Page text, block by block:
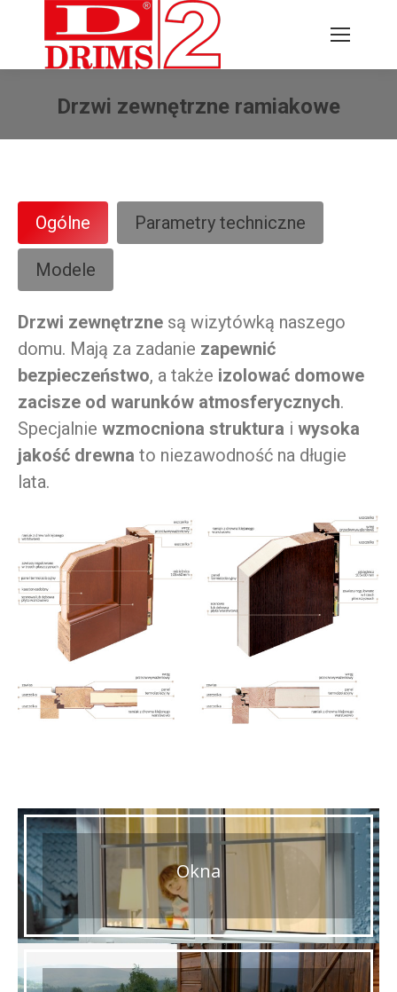
Drzwi zewnętrzne ramiakowe
Jesteś tutaj:
Ogólne Parametry techniczne
Modele
Drzwi zewnętrzne są wizytówką naszego
domu. Mają za zadanie zapewnić
bezpieczeństwo, a także izolować domowe
zacisze od warunków atmosferycznych.
Specjalnie wzmocniona struktura i wysoka
jakość drewna to niezawodność na długie
lata.
Okna